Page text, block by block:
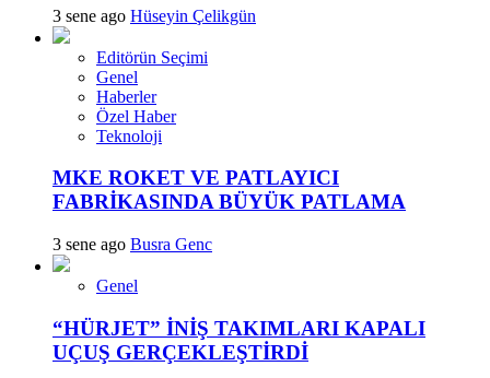
3 sene ago Hüseyin Çelikgün
Editörün Seçimi
Genel
Haberler
Özel Haber
Teknoloji
MKE ROKET VE PATLAYICI
FABRİKASINDA BÜYÜK PATLAMA
3 sene ago Busra Genc
Genel
“HÜRJET” İNİŞ TAKIMLARI KAPALI
UÇUŞ GERÇEKLEŞTİRDİ